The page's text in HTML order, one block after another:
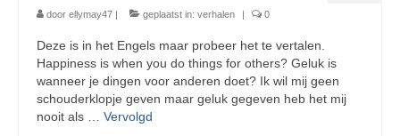
door ellymay47 | geplaatst in: verhalen | 0
Deze is in het Engels maar probeer het te vertalen.
Happiness is when you do things for others? Geluk is
wanneer je dingen voor anderen doet? Ik wil mij geen
schouderklopje geven maar geluk gegeven heb het mij
nooit als … Vervolgd